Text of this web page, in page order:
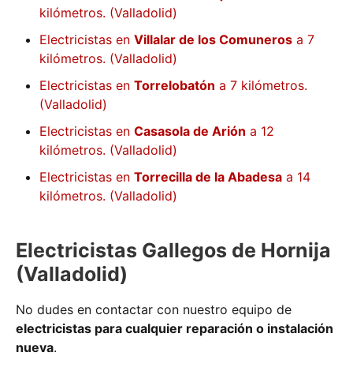
kilómetros. (Valladolid)
Electricistas en Villalar de los Comuneros a 7
kilómetros. (Valladolid)
Electricistas en Torrelobatón a 7 kilómetros.
(Valladolid)
Electricistas en Casasola de Arión a 12
kilómetros. (Valladolid)
Electricistas en Torrecilla de la Abadesa a 14
kilómetros. (Valladolid)
Electricistas Gallegos de Hornija
(Valladolid)
No dudes en contactar con nuestro equipo de
electricistas para cualquier reparación o instalación
nueva.